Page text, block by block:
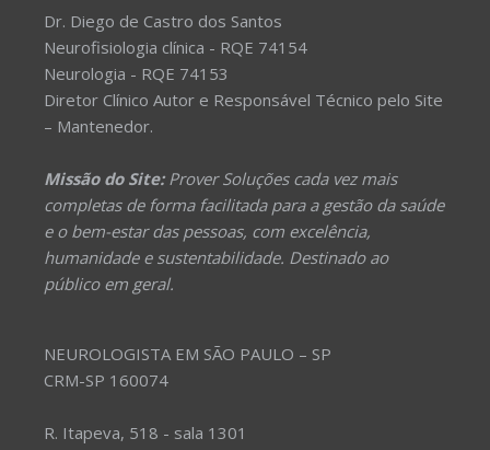
Dr. Diego de Castro dos Santos
Neurofisiologia clínica - RQE 74154
Neurologia - RQE 74153
Diretor Clínico Autor e Responsável Técnico pelo Site
– Mantenedor.
Missão do Site:Prover Soluções cada vez mais
completas de forma facilitada para a gestão da saúde
e o bem-estar das pessoas, com excelência,
humanidade e sustentabilidade. Destinado ao
público em geral.
NEUROLOGISTA EM SÃO PAULO – SP
CRM-SP 160074
R. Itapeva, 518 - sala 1301